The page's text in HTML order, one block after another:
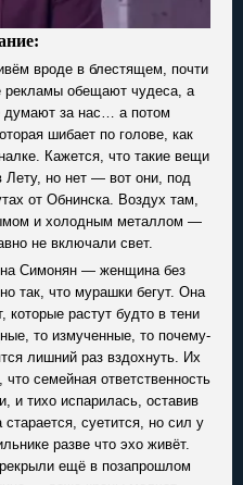
вроде в блестящем, почти
рекламы обещают чудеса, а
за нас… а потом
шибает по голове, как
Кажется, что такие вещи
но нет — вот они, под
от Обнинска. Воздух там,
и холодным металлом —
не включали свет.
Симонян — женщина без
так, что мурашки бегут. Она
которые растут будто в тени
то измученные, то почему-
лишний раз вздохнуть. Их
семейная ответственность
и тихо испарилась, оставив
суетится, но сил у
разве что эхо живёт.
ещё в позапрошлом